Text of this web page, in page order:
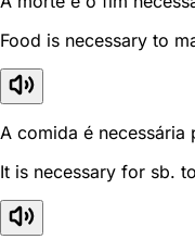
Food is necessary to
A comida é necessária
It is necessary for sb.